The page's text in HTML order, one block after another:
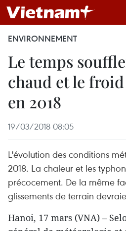
ENVIRONNEMENT
Le temps
chaud et le
en 2018
19/03/2018 08:05
L'évolution des conditions
2018. La chaleur et les
précocement. De la même
glissements de terrain
Hanoi, 17 mars (VNA) –